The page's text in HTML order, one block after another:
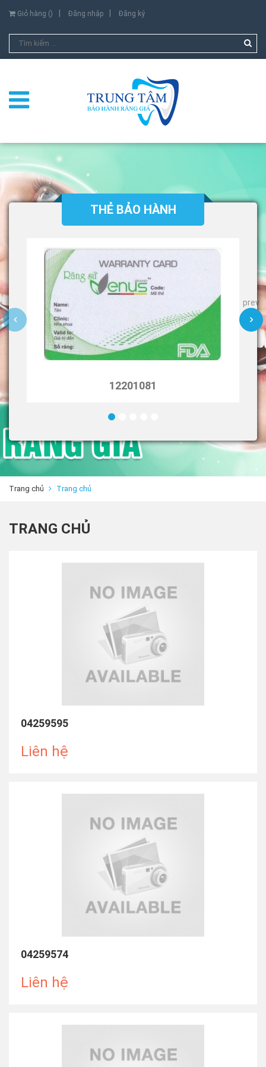
Giỏ hàng () Đăng nhập Đăng ký
THẺ BẢO HÀNH
12201086
prev
Trang chủ Trang chủ
TRANG CHỦ
04259595
Liên hệ
04259574
Liên hệ